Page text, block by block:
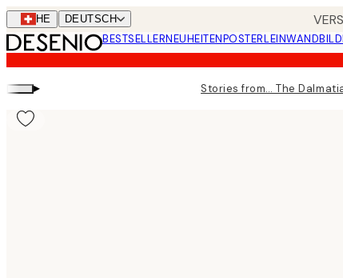
Skip
to
main
content.
CHE DEUTSCH
BESTSELLERNEUHEITENPOSTER
▸ Stories from… The